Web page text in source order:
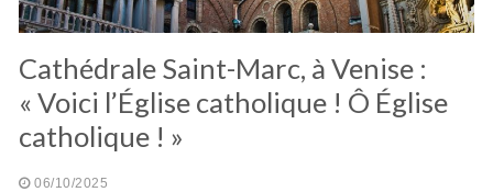
Cathédrale Saint-Marc, à Venise :
« Voici l’Église catholique ! Ô Église
catholique ! »
06/10/2025